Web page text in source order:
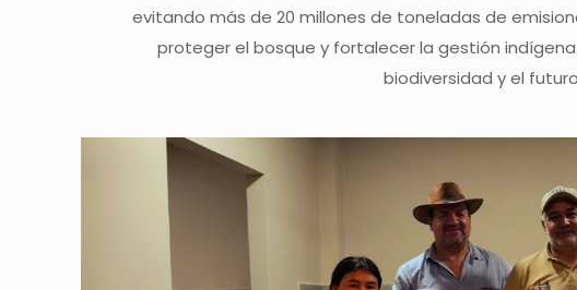
evitando más de 20 millones de toneladas de
proteger el bosque y fortalecer la gestión
biodiversidad y el